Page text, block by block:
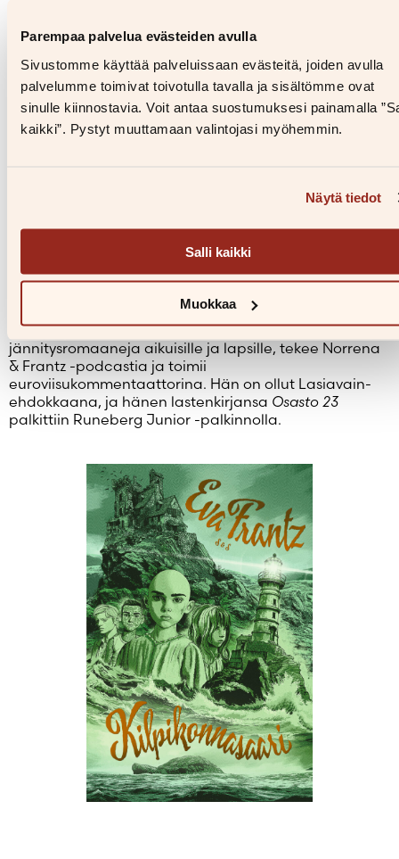
Parempaa palvelua evästeiden avulla
Sivustomme käyttää palveluissaan evästeitä, joiden avulla
palvelumme toimivat toivotulla tavalla ja sisältömme ovat
sinulle kiinnostavia. Voit antaa suostumuksesi painamalla
kaikki”. Pystyt muuttamaan valintojasi myöhemmin.
Näytä tiedot
Salli kaikki
Muokkaa
Idea syntyi Italian-matkalla, kun Frantz näki
ikkunastaan pienen Gallinara-saaren –
Kilpikonnasaaren – jonka salaperäinen torni ja vanha
luostari herättivät mielikuvituksen, vaikka hän ei
koskaan noussut maihin.
Kymmenen kirjaa kymmenessä vuodessa tuntuu
Frantzista sekä juhlalliselta että oudolta. ”Ensin tulee
pakkomielle, sitten täydellinen hybristila, sen jälkeen
epäily – ja lopuksi uuvuttava loppukiri. Mutta lopulta
kirjoista tulee yleensä ihan kelpoja.”
Entinen Ylen toimittaja Eva Frantz työskentelee
nykyään vapaana kirjailijana. Hän kirjoittaa
jännitysromaaneja aikuisille ja lapsille, tekee Norrena
& Frantz -podcastia ja toimii
euroviisukommentaattorina. Hän on ollut Lasiavain-
ehdokkaana, ja hänen lastenkirjansa Osasto 23
palkittiin Runeberg Junior -palkinnolla.